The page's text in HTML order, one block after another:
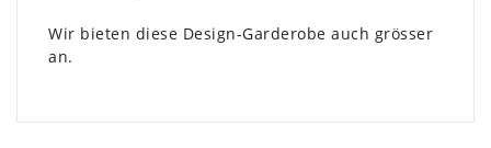
Wir bieten diese Design-Garderobe auch grösser
an.